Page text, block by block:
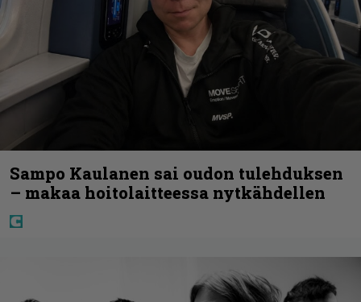
Sampo Kaulanen sai oudon tulehduksen
– makaa hoitolaitteessa nytkähdellen